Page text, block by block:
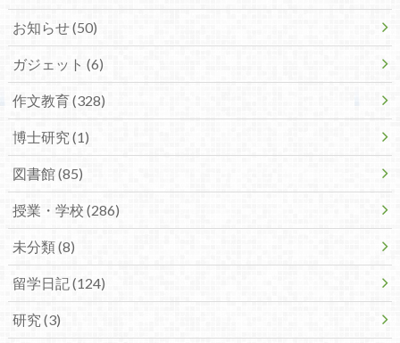
お知らせ (50)
ガジェット (6)
作文教育 (328)
博士研究 (1)
図書館 (85)
授業・学校 (286)
未分類 (8)
留学日記 (124)
研究 (3)